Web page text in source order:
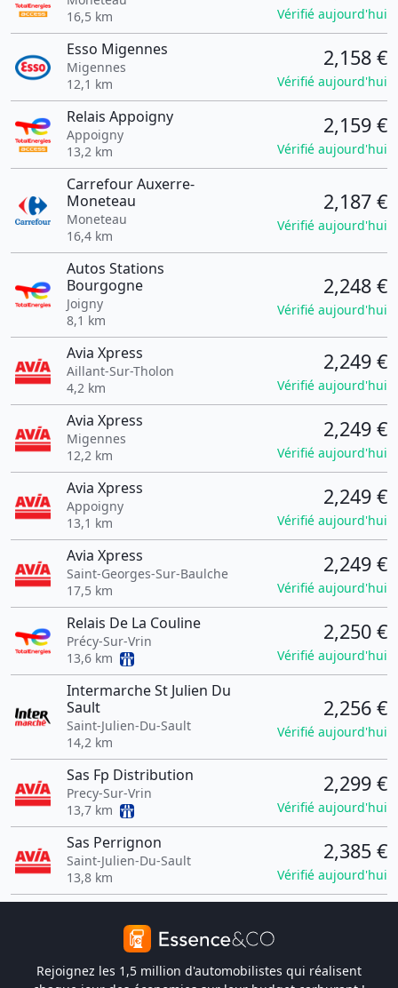
16,5 km
Vérifié aujourd'hui
Esso Migennes
Migennes
12,1 km
2,158 €
Vérifié aujourd'hui
Relais Appoigny
Appoigny
13,2 km
2,159 €
Vérifié aujourd'hui
Carrefour Auxerre-
Moneteau
Moneteau
16,4 km
2,187 €
Vérifié aujourd'hui
Autos Stations
Bourgogne
Joigny
8,1 km
2,248 €
Vérifié aujourd'hui
Avia Xpress
Aillant-Sur-Tholon
4,2 km
2,249 €
Vérifié aujourd'hui
Avia Xpress
Migennes
12,2 km
2,249 €
Vérifié aujourd'hui
Avia Xpress
Appoigny
13,1 km
2,249 €
Vérifié aujourd'hui
Avia Xpress
Saint-Georges-Sur-Baulche
17,5 km
2,249 €
Vérifié aujourd'hui
Relais De La Couline
Précy-Sur-Vrin
13,6 km
2,250 €
Vérifié aujourd'hui
Intermarche St Julien Du
Sault
Saint-Julien-Du-Sault
14,2 km
2,256 €
Vérifié aujourd'hui
Sas Fp Distribution
Precy-Sur-Vrin
13,7 km
2,299 €
Vérifié aujourd'hui
Sas Perrignon
Saint-Julien-Du-Sault
13,8 km
2,385 €
Vérifié aujourd'hui
Rejoignez les 1,5 million d'automobilistes qui réalisent